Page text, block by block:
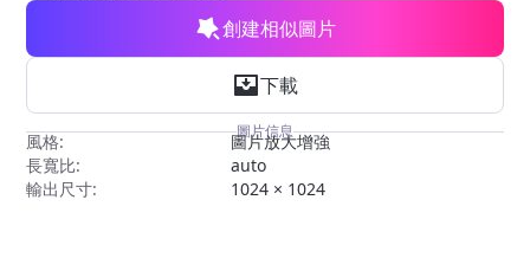
創建相似圖片
下載
圖片信息
風格:
圖片放大增強
長寬比:
auto
輸出尺寸:
1024 × 1024